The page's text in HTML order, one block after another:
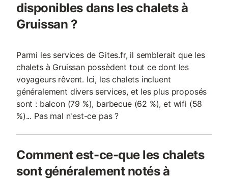
disponibles dans les chalets à
Gruissan ?
Parmi les services de Gites.fr, il semblerait que les
chalets à Gruissan possèdent tout ce dont les
voyageurs rêvent. Ici, les chalets incluent
généralement divers services, et les plus proposés
sont : balcon (79 %), barbecue (62 %), et wifi (58
%)... Pas mal n'est-ce pas ?
Comment est-ce-que les chalets
sont généralement notés à